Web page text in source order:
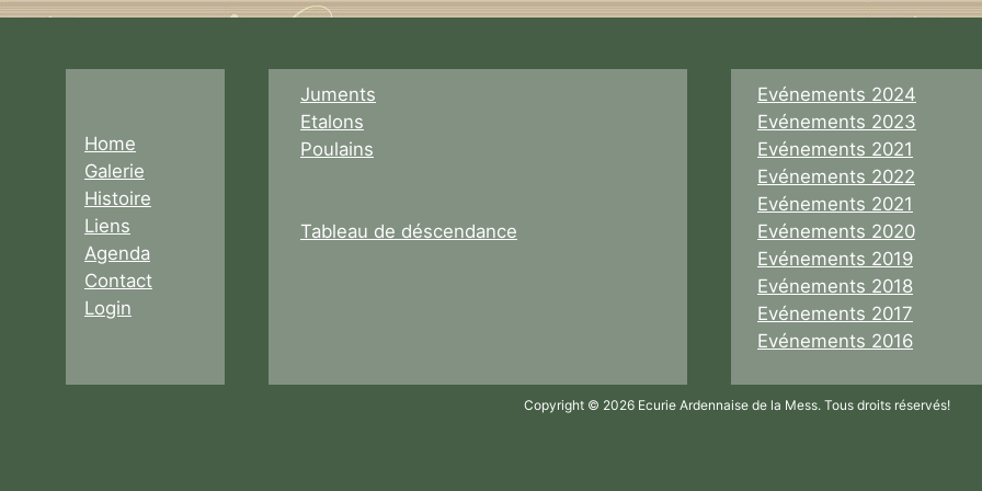
Home
Galerie
Histoire
Liens
Agenda
Contact
Login
Juments
Etalons
Poulains
Tableau de déscendance
Evénements 2024
Evénements 2023
Evénements 2021
Evénements 2022
Evénements 2021
Evénements 2020
Evénements 2019
Evénements 2018
Evénements 2017
Evénements 2016
Copyright © 2026 Ecurie Ardennaise de la Mess. Tous droits réservés!